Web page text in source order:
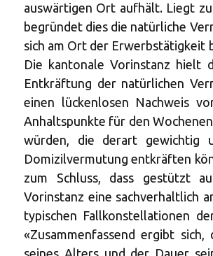
auswärtigen Ort aufhält. Liegt
begründet dies die natürliche
sich am Ort der Erwerbstätigkeit
Die kantonale Vorinstanz hielt
Entkräftung der natürlichen
einen lückenlosen Nachweis
Anhaltspunkte für den
würden, die derart gewichtig
Domizilvermutung entkräften
zum Schluss, dass gestützt
Vorinstanz eine sachverhaltlich
typischen Fallkonstellationen
«Zusammenfassend ergibt
seines Alters und der Dauer